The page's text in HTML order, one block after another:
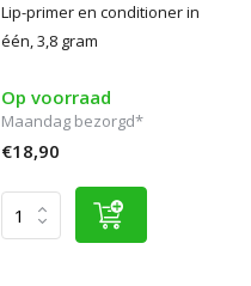
Lip-primer en conditioner in
één, 3,8 gram
Op voorraad
Maandag bezorgd*
€18,90